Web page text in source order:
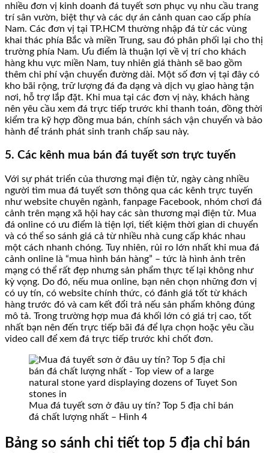
nhiều đơn vị kinh doanh đá tuyết sơn phục vụ nhu cầu trang
trí sân vườn, biệt thự và các dự án cảnh quan cao cấp phía
Nam. Các đơn vị tại TP.HCM thường nhập đá từ các vùng
khai thác phía Bắc và miền Trung, sau đó phân phối lại cho thị
trường phía Nam. Ưu điểm là thuận lợi về vị trí cho khách
hàng khu vực miền Nam, tuy nhiên giá thành sẽ bao gồm
thêm chi phí vận chuyển đường dài. Một số đơn vị tại đây có
kho bãi rộng, trữ lượng đá đa dạng và dịch vụ giao hàng tận
nơi, hỗ trợ lắp đặt. Khi mua tại các đơn vị này, khách hàng
nên yêu cầu xem đá trực tiếp trước khi thanh toán, đồng thời
kiểm tra kỹ hợp đồng mua bán, chính sách vận chuyển và bảo
hành để tránh phát sinh tranh chấp sau này.
5. Các kênh mua bán đá tuyết sơn trực tuyến
Với sự phát triển của thương mại điện tử, ngày càng nhiều
người tìm mua đá tuyết sơn thông qua các kênh trực tuyến
như website chuyên ngành, fanpage Facebook, nhóm chơi đá
cảnh trên mạng xã hội hay các sàn thương mại điện tử. Mua
đá online có ưu điểm là tiện lợi, tiết kiệm thời gian di chuyển
và có thể so sánh giá cả từ nhiều nhà cung cấp khác nhau
một cách nhanh chóng. Tuy nhiên, rủi ro lớn nhất khi mua đá
cảnh online là “mua hình bán hàng” – tức là hình ảnh trên
mạng có thể rất đẹp nhưng sản phẩm thực tế lại không như
kỳ vọng. Do đó, nếu mua online, bạn nên chọn những đơn vị
có uy tín, có website chính thức, có đánh giá tốt từ khách
hàng trước đó và cam kết đổi trả nếu sản phẩm không đúng
mô tả. Trong trường hợp mua đá khối lớn có giá trị cao, tốt
nhất bạn nên đến trực tiếp bãi đá để lựa chọn hoặc yêu cầu
video call để xem đá trực tiếp trước khi chốt đơn.
Mua đá tuyết sơn ở đâu uy tín? Top 5 địa chỉ bán
đá chất lượng nhất – Hình 4
Bảng so sánh chi tiết top 5 địa chỉ bán